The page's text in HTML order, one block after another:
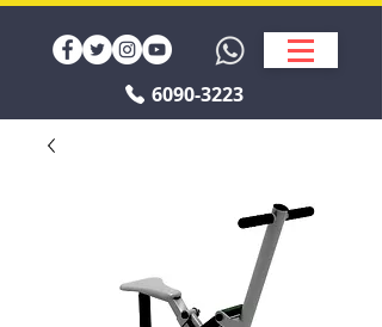
6090-3223